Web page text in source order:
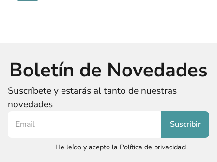
Boletín de Novedades
Suscríbete y estarás al tanto de nuestras
novedades
He leído y acepto la Política de privacidad